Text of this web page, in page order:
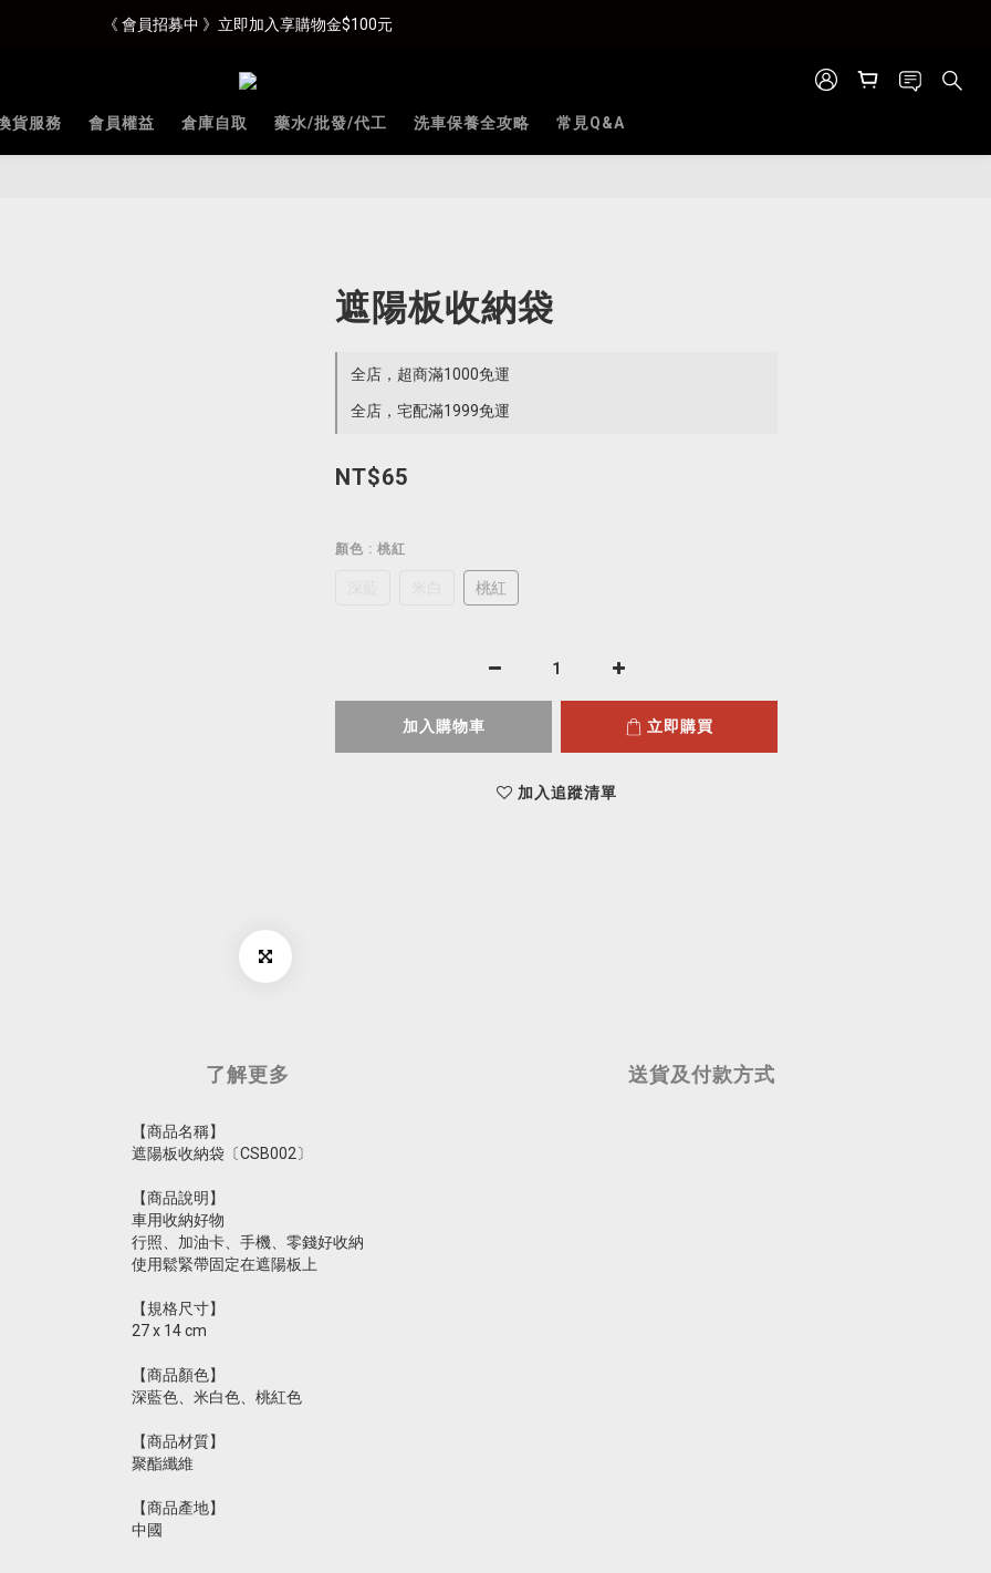
《 會員招募中 》立即加入享購物金$100元
貨服務 會員權益 倉庫自取 藥水/批發/代工 洗車保養全攻略 常見Q&A
遮陽板收納袋
全店，超商滿1000免運
全店，宅配滿1999免運
NT$65
顏色 : 桃紅
桃紅
加入購物車 立即購買
加入追蹤清單
了解更多 送貨及付款方式
【商品名稱】
遮陽板收納袋〔CSB002〕
【商品說明】
車用收納好物
行照、加油卡、手機、零錢好收納
使用鬆緊帶固定在遮陽板上
【規格尺寸】
27 x 14 cm
【商品顏色】
深藍色、米白色、桃紅色
【商品材質】
聚酯纖維
【商品產地】
中國